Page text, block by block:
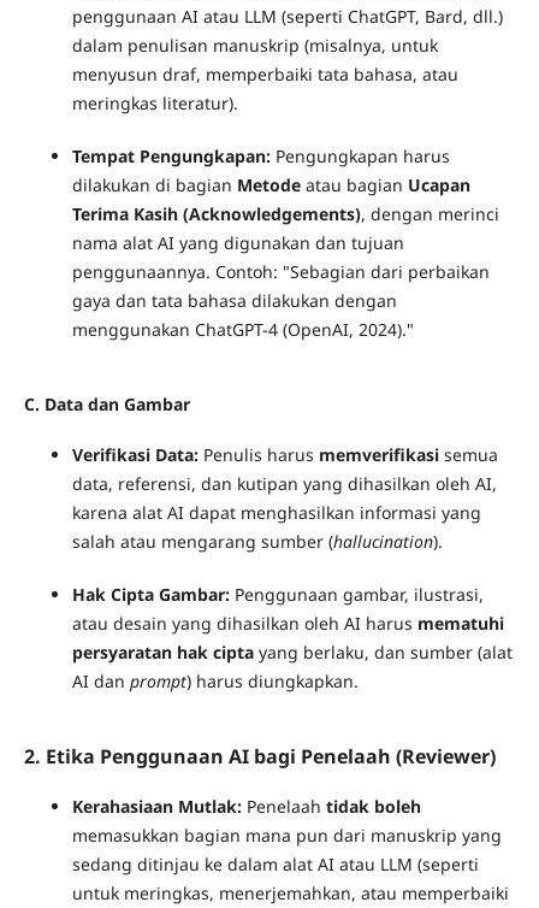
penggunaan AI atau LLM (seperti ChatGPT, Bard, dll.)
dalam penulisan manuskrip (misalnya, untuk
menyusun draf, memperbaiki tata bahasa, atau
meringkas literatur).
Tempat Pengungkapan:Pengungkapan harus
dilakukan di bagian Metodeatau bagian Ucapan
Terima Kasih (Acknowledgements), dengan merinci
nama alat AI yang digunakan dan tujuan
penggunaannya. Contoh: "Sebagian dari perbaikan
gaya dan tata bahasa dilakukan dengan
menggunakan ChatGPT-4 (OpenAI, 2024)."
C. Data dan Gambar
Verifikasi Data:Penulis harus memverifikasisemua
data, referensi, dan kutipan yang dihasilkan oleh AI,
karena alat AI dapat menghasilkan informasi yang
salah atau mengarang sumber (hallucination).
Hak Cipta Gambar:Penggunaan gambar, ilustrasi,
atau desain yang dihasilkan oleh AI harus mematuhi
persyaratan hak ciptayang berlaku, dan sumber (alat
AI dan prompt) harus diungkapkan.
2. Etika Penggunaan AI bagi Penelaah (Reviewer)
Kerahasiaan Mutlak:Penelaah tidak boleh
memasukkan bagian mana pun dari manuskrip yang
sedang ditinjau ke dalam alat AI atau LLM (seperti
untuk meringkas, menerjemahkan, atau memperbaiki